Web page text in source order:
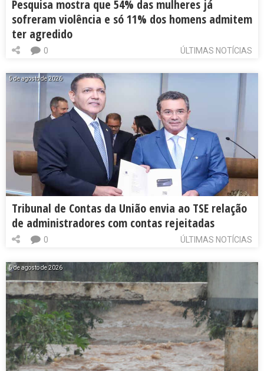
Pesquisa mostra que 54% das mulheres já
sofreram violência e só 11% dos homens admitem
ter agredido
ÚLTIMAS NOTÍCIAS
0
5 de agosto de 2026
Tribunal de Contas da União envia ao TSE relação
de administradores com contas rejeitadas
ÚLTIMAS NOTÍCIAS
0
5 de agosto de 2026